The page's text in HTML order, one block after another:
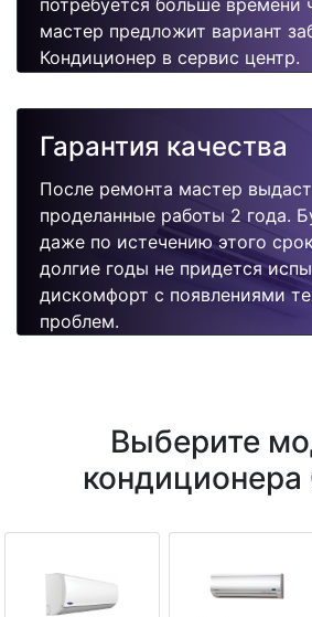
потребуется больше времени
мастер предложит вариант
Кондиционер в сервис центр.
Гарантия качества
После ремонта мастер
проделанные работы 2 года.
даже по истечению этого
долгие годы не придется
дискомфорт с появлениями
проблем.
Выберите
кондиционера